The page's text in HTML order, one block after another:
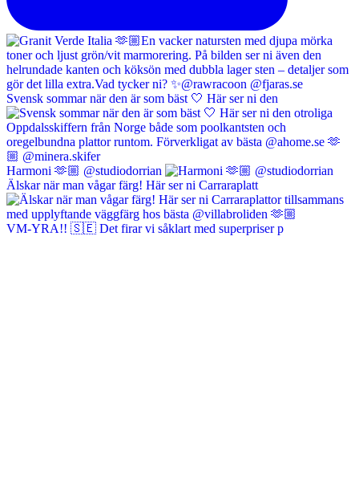
Svensk sommar när den är som bäst 🤍 Här ser ni den
Harmoni 🫶🏼 @studiodorrian
Älskar när man vågar färg! Här ser ni Carraraplatt
VM-YRA!! 🇸🇪 Det firar vi såklart med superpriser p